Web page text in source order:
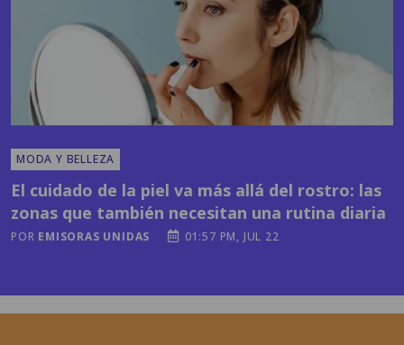
MODA Y BELLEZA
El cuidado de la piel va más allá del rostro: las
zonas que también necesitan una rutina diaria
POR EMISORAS UNIDAS 01:57 PM, JUL 22